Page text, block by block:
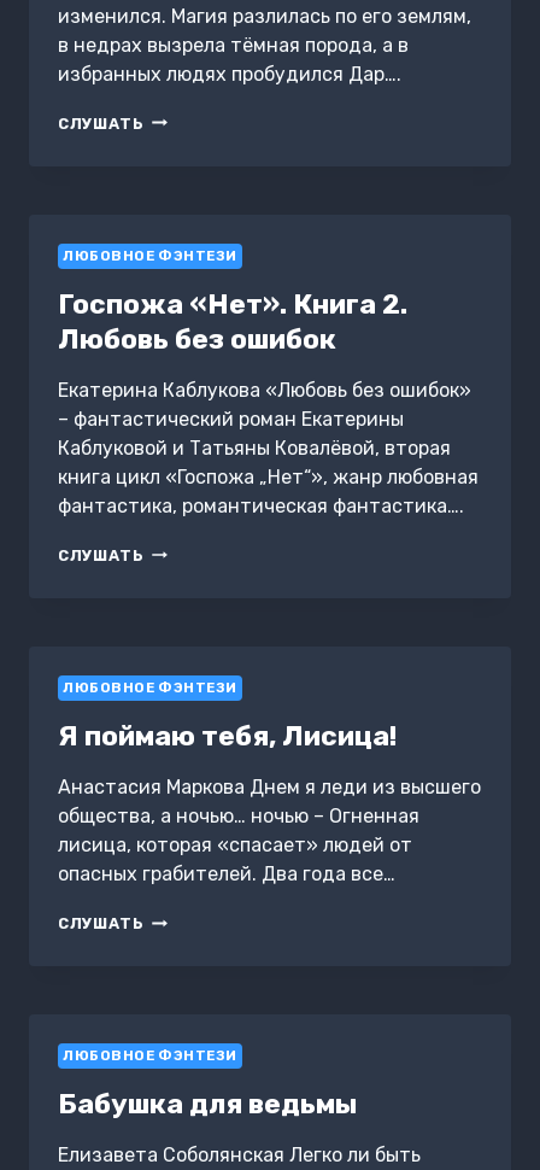
изменился. Магия разлилась по его землям,
в недрах вызрела тёмная порода, а в
избранных людях пробудился Дар….
СЛУШАТЬ ТËМНАЯ
ЛЮБОВНОЕ ФЭНТЕЗИ
Госпожа «Нет». Книга 2.
Любовь без ошибок
Екатерина Каблукова «Любовь без ошибок»
– фантастический роман Екатерины
Каблуковой и Татьяны Ковалёвой, вторая
книга цикл «Госпожа „Нет“», жанр любовная
фантастика, романтическая фантастика….
СЛУШАТЬ ГОСПОЖА
ОШИБОК
ЛЮБОВНОЕ ФЭНТЕЗИ
Я поймаю тебя, Лисица!
Анастасия Маркова Днем я леди из высшего
общества, а ночью… ночью – Огненная
лисица, которая «спасает» людей от
опасных грабителей. Два года все…
СЛУШАТЬ Я
ЛЮБОВНОЕ ФЭНТЕЗИ
Бабушка для ведьмы
Елизавета Соболянская Легко ли быть